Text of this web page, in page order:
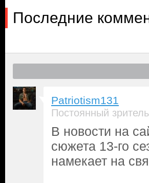
Последние
Patriotism131
Постоянный зритель
В новости на
сюжета 13-го
намекает на